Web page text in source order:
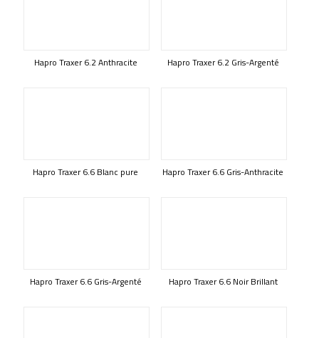
Hapro Traxer 6.2 Anthracite Hapro Traxer 6.2 Gris-Argenté
Hapro Traxer 6.6 Blanc pure Hapro Traxer 6.6 Gris-Anthracite
Hapro Traxer 6.6 Gris-Argenté Hapro Traxer 6.6 Noir Brillant